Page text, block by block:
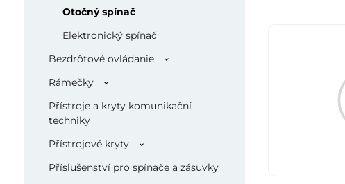
Otočný spínač
Elektronický spínač
Bezdrôtové ovládanie
Rámečky
Přístroje a kryty komunikační
techniky
Přístrojové kryty
Příslušenství pro spínače a zásuvky